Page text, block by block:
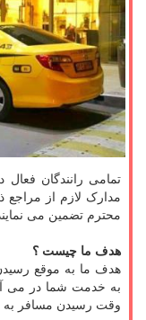
تمامی رانندگان فعال
مدارک لازم از
محترم تضمین می
هدف ما چیست ؟
هدف ما به موقع
به خدمت شما در می
وقت رسیدن مسافر به